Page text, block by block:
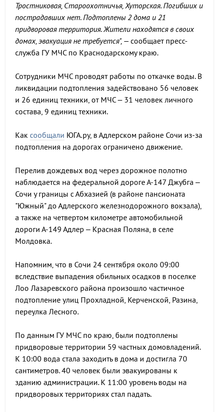
Тростниковая, Староохотничья, Хуторская. Погибших и
пострадавших нет. Подтоплены 2 дома и 21
придворовая территория. Жители находятся в своих
домах, эвакуация не требуется", – сообщает пресс-
служба ГУ МЧС по Краснодарскому краю.
Сотрудники МЧС проводят работы по откачке воды. В
ликвидации подтопления задействовано 56 человек
и 26 единиц техники, от МЧС – 31 человек личного
состава, 9 единиц техники.
Как сообщали ЮГА.ру, в Адлерском районе Сочи из-за
подтопления на дорогах ограничено движение.
Перелив дождевых вод через дорожное полотно
наблюдается на федеральной дороге А-147 Джубга –
Сочи у границы с Абхазией (в районе пансионата
"Южный" до Адлерского железнодорожного вокзала),
а также на четвертом километре автомобильной
дороги А-149 Адлер – Красная Поляна, в селе
Молдовка.
Напомним, что в Сочи 24 сентября около 09:00
вследствие выпадения обильных осадков в поселке
Лоо Лазаревского района произошло частичное
подтопление улиц Прохладной, Керченской, Разина,
переулка Лесного.
По данным ГУ МЧС по краю, были подтоплены
придворовые территории 59 частных домовладений.
К 10:00 вода стала заходить в дома и достигла 70
сантиметров. 40 человек были эвакуированы к
зданию администрации. К 11:00 уровень воды на
придворовых территориях стал падать.